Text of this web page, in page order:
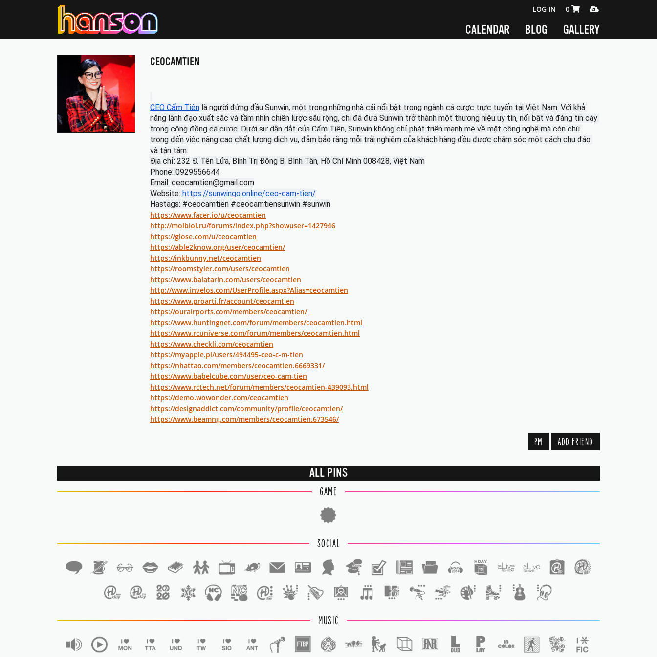
CALENDAR BLOG GALLERY
LOG IN SHOPPING CART 0 ITEMS
0 MEDIA PLAYER
CEOCAMTIEN
CEO Cẩm Tiên là người đứng đầu Sunwin, một trong những nhà cái nổi bật trong ngành cá cược trực tuyến tại Việt Nam. Với khả
năng lãnh đạo xuất sắc và tầm nhìn chiến lược sâu rộng, chị đã đưa Sunwin trở thành một thương hiệu uy tín, nổi bật và đáng tin cậy
trong cộng đồng cá cược. Dưới sự dẫn dắt của Cẩm Tiên, Sunwin không chỉ phát triển mạnh mẽ về mặt công nghệ mà còn chú
trọng đến việc nâng cao chất lượng dịch vụ, đảm bảo rằng mỗi trải nghiệm của khách hàng đều được chăm sóc một cách chu đáo
và tận tâm.
Địa chỉ: 232 Đ. Tên Lửa, Bình Trị Đông B, Bình Tân, Hồ Chí Minh 008428, Việt Nam
Phone: 0929556644
Email: ceocamtien@gmail.com
Website: https://sunwingo.online/ceo-cam-tien/
Hastags: #ceocamtien #ceocamtiensunwin #sunwin
https://www.facer.io/u/ceocamtien
http://molbiol.ru/forums/index.php?showuser=1427946
https://glose.com/u/ceocamtien
https://able2know.org/user/ceocamtien/
https://inkbunny.net/ceocamtien
https://roomstyler.com/users/ceocamtien
https://www.balatarin.com/users/ceocamtien
http://www.invelos.com/UserProfile.aspx?Alias=ceocamtien
https://www.proarti.fr/account/ceocamtien
https://ourairports.com/members/ceocamtien/
https://www.huntingnet.com/forum/members/ceocamtien.html
https://www.rcuniverse.com/forum/members/ceocamtien.html
https://www.checkli.com/ceocamtien
https://myapple.pl/users/494495-ceo-c-m-tien
https://nhattao.com/members/ceocamtien.6669331/
https://www.babelcube.com/user/ceo-cam-tien
https://www.rctech.net/forum/members/ceocamtien-439093.html
https://demo.wowonder.com/ceocamtien
https://designaddict.com/community/profile/ceocamtien/
https://www.beamng.com/members/ceocamtien.673546/
PM ADD FRIEND
ALL PINS
GAME
SOCIAL
MUSIC